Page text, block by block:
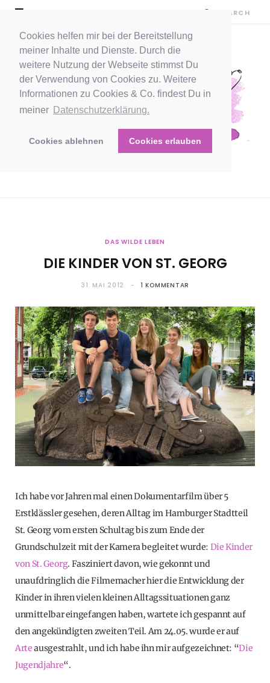
Cookies helfen mir bei der Bereitstellung
meiner Inhalte und Dienste. Durch die
weitere Nutzung der Webseite stimmst Du
der Verwendung von Cookies zu. Weitere
Informationen zu Cookies & Co. findest Du in
meiner Datenschutzerklärung.
Cookies ablehnen Cookies erlauben
DAS WILDE LEBEN
DIE KINDER VON ST. GEORG
31. MAI 2012 1 KOMMENTAR
Ich habe vor Jahren mal einen Dokumentarfilm über 5
Erstklässler gesehen, deren Alltag im Hamburger Stadtteil
St. Georg vom ersten Schultag bis zum Ende der
Grundschulzeit mit der Kamera begleitet wurde: Die Kinder
von St. Georg. Fasziniert davon, wie gekonnt und
unaufdringlich die Filmemacher hier die Entwicklung der
Kinder in ihren vielen kleinen Alltagssituationen ganz
unmittelbar eingefangen haben, wartete ich gespannt auf
den angekündigten zweiten Teil. Am 24.05. wurde er auf
Arteausgestrahlt, und ich habe ihn mir aufgezeichnet: “Die
Jugendjahre“.